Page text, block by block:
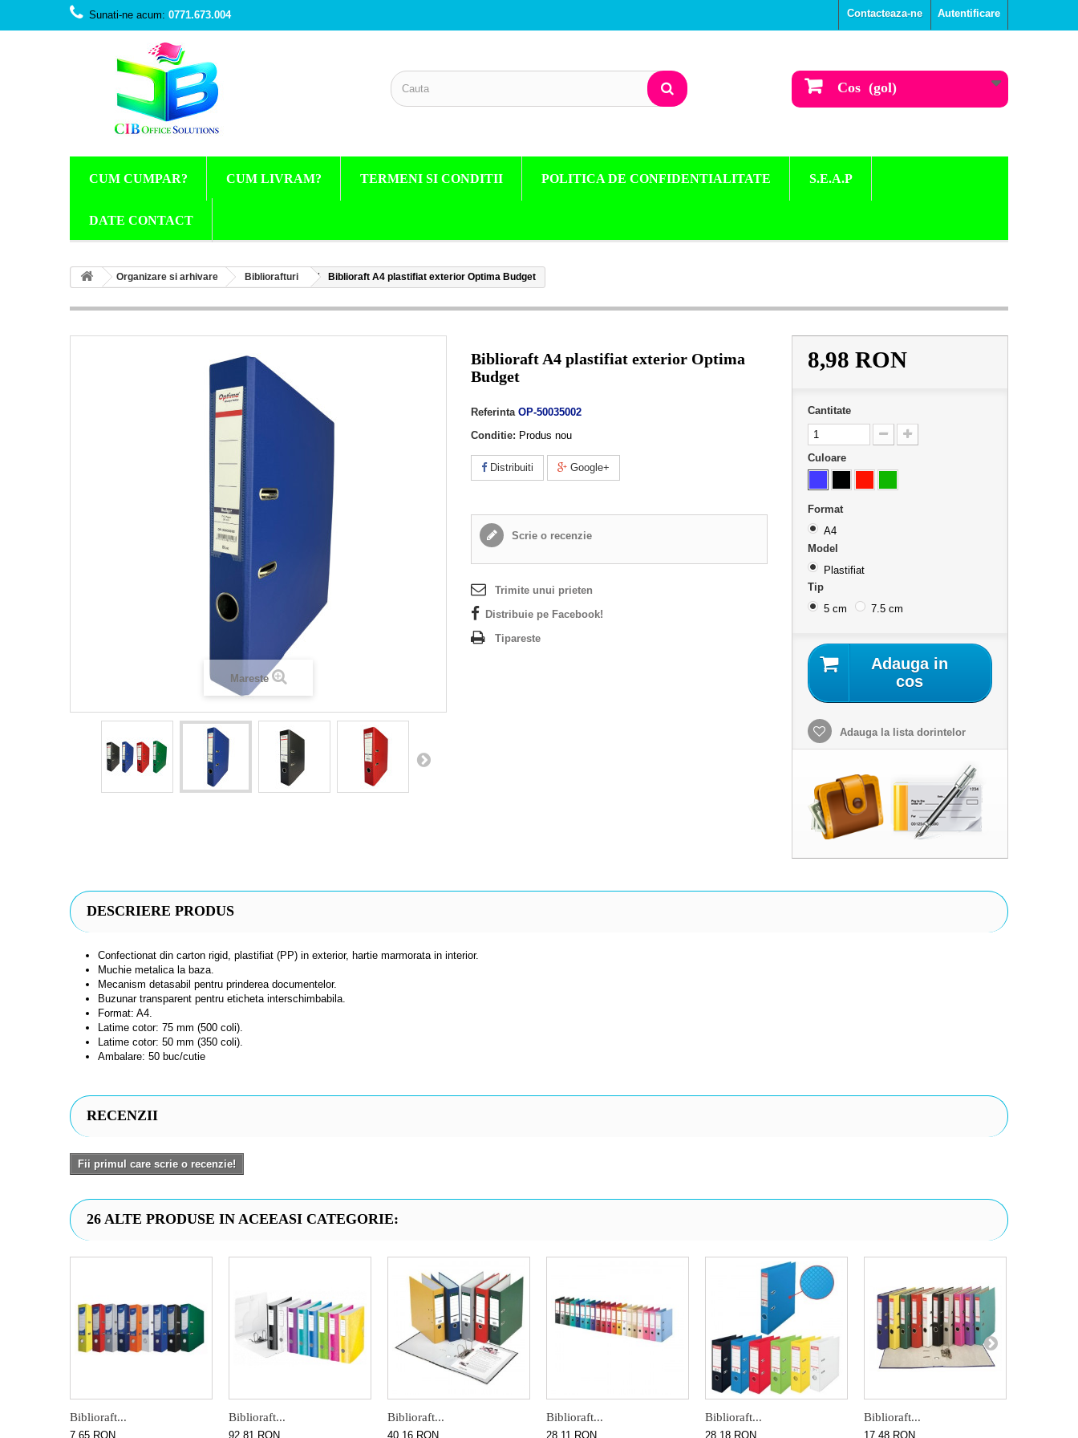
Autentificare
Contacteaza-ne
Sunati-ne acum: 0771.673.004
Cos (gol)
CUM CUMPAR? CUM LIVRAM? TERMENI SI CONDITII POLITICA DE CONFIDENTIALITATE S.E.A.P
DATE CONTACT
Organizare si arhivare Bibliorafturi Biblioraft A4 plastifiat exterior Optima Budget
Mareste
Biblioraft A4 plastifiat exterior Optima
Budget
Referinta OP-50035002
Conditie: Produs nou
Distribuiti Google+
Scrie o recenzie
Trimite unui prieten
Distribuie pe Facebook!
Tipareste
8,98 RON
Cantitate
Culoare
Format
A4
Model
Plastifiat
Tip
5 cm
7.5 cm
Adauga in
cos
Adauga la lista dorintelor
DESCRIERE PRODUS
Confectionat din carton rigid, plastifiat (PP) in exterior, hartie marmorata in interior.
Muchie metalica la baza.
Mecanism detasabil pentru prinderea documentelor.
Buzunar transparent pentru eticheta interschimbabila.
Format: A4.
Latime cotor: 75 mm (500 coli).
Latime cotor: 50 mm (350 coli).
Ambalare: 50 buc/cutie
RECENZII
Fii primul care scrie o recenzie!
26 ALTE PRODUSE IN ACEEASI CATEGORIE:
Biblioraft...
7,65 RON
Biblioraft...
92,81 RON
Biblioraft...
40,16 RON
Biblioraft...
28,11 RON
Biblioraft...
28,18 RON
Biblioraft...
17,48 RON